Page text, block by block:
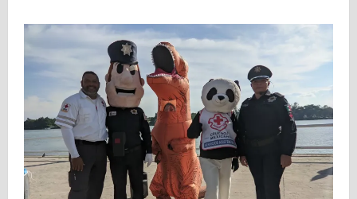
Esta
navidad
diferente
para
nuestra
querida
Anita